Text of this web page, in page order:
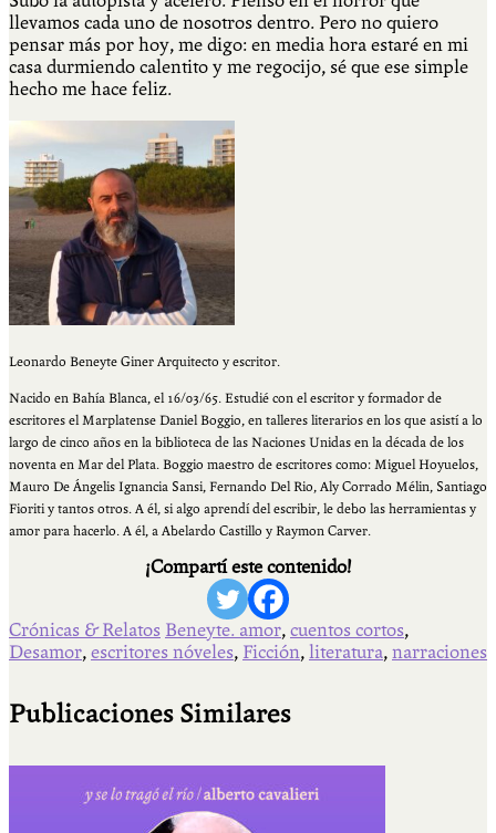
llevamos cada uno de nosotros dentro. Pero no quiero
pensar más por hoy, me digo: en media hora estaré en mi
casa durmiendo calentito y me regocijo, sé que ese simple
hecho me hace feliz.
Leonardo Beneyte Giner Arquitecto y escritor.
Nacido en Bahía Blanca, el 16/03/65. Estudié con el escritor y formador de
escritores el Marplatense Daniel Boggio, en talleres literarios en los que asistí a lo
largo de cinco años en la biblioteca de las Naciones Unidas en la década de los
noventa en Mar del Plata. Boggio maestro de escritores como: Miguel Hoyuelos,
Mauro De Ángelis Ignancia Sansi, Fernando Del Rio, Aly Corrado Mélin, Santiago
Fioriti y tantos otros. A él, si algo aprendí del escribir, le debo las herramientas y
amor para hacerlo. A él, a Abelardo Castillo y Raymon Carver.
¡Compartí este contenido!
Crónicas & Relatos Beneyte. amor, cuentos cortos,
Desamor, escritores nóveles, Ficción, literatura, narraciones
Publicaciones Similares